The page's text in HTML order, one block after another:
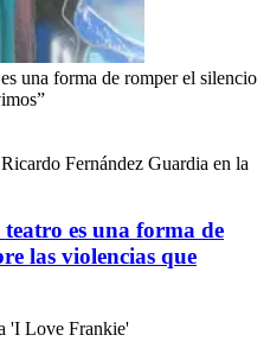
una forma de romper el silencio
Fernández Guardia en la
es una forma de
las violencias que
'I Love Frankie'